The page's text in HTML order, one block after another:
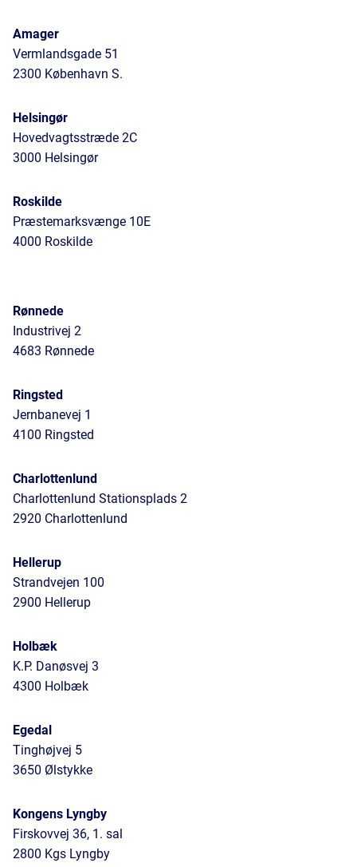
Amager
Vermlandsgade 51
2300 København S.
Helsingør
Hovedvagtsstræde 2C
3000 Helsingør
Roskilde
Præstemarksvænge 10E
4000 Roskilde
Rønnede
Industrivej 2
4683 Rønnede
Ringsted
Jernbanevej 1
4100 Ringsted
Charlottenlund
Charlottenlund Stationsplads 2
2920 Charlottenlund
Hellerup
Strandvejen 100
2900 Hellerup
Holbæk
K.P. Danøsvej 3
4300 Holbæk
Egedal
Tinghøjvej 5
3650 Ølstykke
Kongens Lyngby
Firskovvej 36, 1. sal
2800 Kgs Lyngby